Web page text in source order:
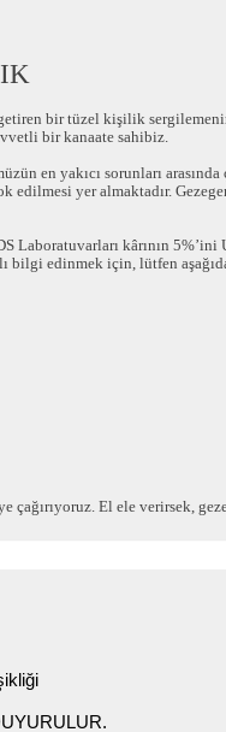
bir tüzel kişilik
bir kanaate sahibiz.
en yakıcı sorunları
edilmesi yer almaktadır.
Laboratuvarları kârının
bilgi edinmek için, lütfen
çağırıyoruz. El ele verirsek,